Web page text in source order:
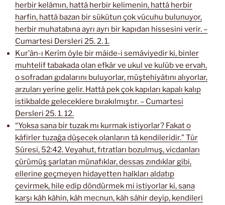
herbir kelâmın, hattâ herbir kelimenin, hattâ herbir
harfin, hattâ bazan bir sükûtun çok vücuhu bulunuyor,
herbir muhatabına ayrı ayrı bir kapıdan hissesini verir. –
Cumartesi Dersleri 25. 2. 1.
Kur’ân-ı Kerîm öyle bir mâide-i semâviyedir ki, binler
muhtelif tabakada olan efkâr ve ukul ve kulûb ve ervah,
o sofradan gıdalarını buluyorlar, müştehiyâtını alıyorlar,
arzuları yerine gelir. Hattâ pek çok kapıları kapalı kalıp
istikbalde geleceklere bırakılmıştır. – Cumartesi
Dersleri 25. 1. 12.
“Yoksa sana bir tuzak mı kurmak istiyorlar? Fakat o
kâfirler tuzağa düşecek olanların tâ kendileridir.” Tûr
Sûresi, 52:42. Veyahut, fıtratları bozulmuş, vicdanları
çürümüş şarlatan münafıklar, dessas zındıklar gibi,
ellerine geçmeyen hidayetten halkları aldatıp
çevirmek, hile edip döndürmek mi istiyorlar ki, sana
karşı kâh kâhin, kâh mecnun, kâh sâhir deyip, kendileri